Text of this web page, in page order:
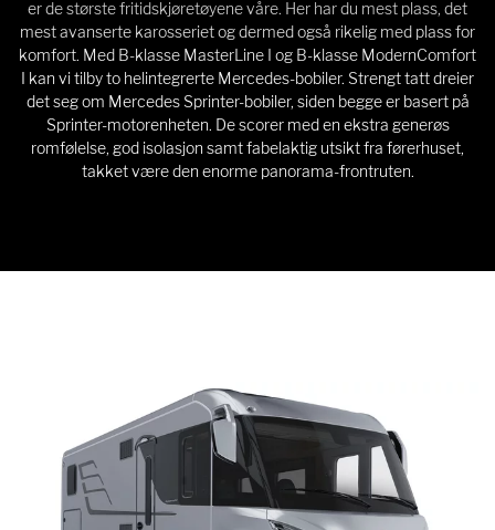
er de største fritidskjøretøyene våre. Her har du mest plass, det
mest avanserte karosseriet og dermed også rikelig med plass for
komfort. Med B-klasse MasterLine I og B-klasse ModernComfort
I kan vi tilby to helintegrerte Mercedes-bobiler. Strengt tatt dreier
det seg om Mercedes Sprinter-bobiler, siden begge er basert på
Sprinter-motorenheten. De scorer med en ekstra generøs
romfølelse, god isolasjon samt fabelaktig utsikt fra førerhuset,
takket være den enorme panorama-frontruten.